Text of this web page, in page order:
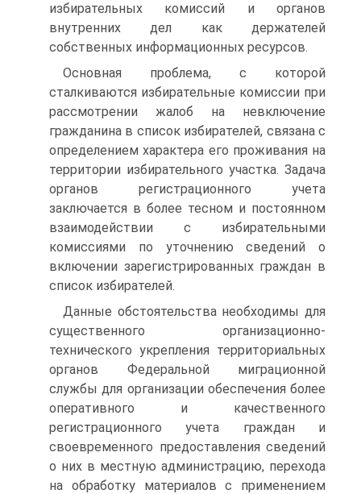
избирательных комиссий и органов
внутренних дел как держателей
собственных информационных ресурсов.
Основная проблема, с которой
сталкиваются избирательные комиссии при
рассмотрении жалоб на невключение
гражданина в список избирателей, связана с
определением характера его проживания на
территории избирательного участка. Задача
органов регистрационного учета
заключается в более тесном и постоянном
взаимодействии с избирательными
комиссиями по уточнению сведений о
включении зарегистрированных граждан в
список избирателей.
Данные обстоятельства необходимы для
существенного организационно-
технического укрепления территориальных
органов Федеральной миграционной
службы для организации обеспечения более
оперативного и качественного
регистрационного учета граждан и
своевременного предоставления сведений
о них в местную администрацию, перехода
на обработку материалов с применением